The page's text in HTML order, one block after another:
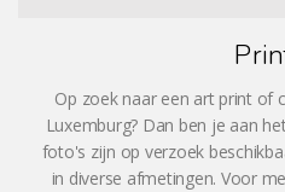
Op zoek naar een art print of
Luxemburg? Dan ben je aan
foto's zijn op verzoek
in diverse afmetingen. Voor